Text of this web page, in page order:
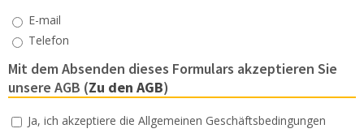
Antwort
E-mail
Telefon
Mit dem Absenden dieses Formulars akzeptieren Sie
unsere AGB (Zu den AGB)
Agb*
Ja, ich akzeptiere die Allgemeinen Geschäftsbedingungen